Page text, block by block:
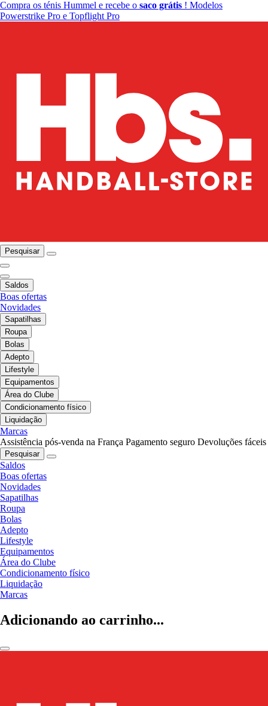
Compra os ténis Hummel e recebe o saco grátis ! Modelos
Powerstrike Pro e Topflight Pro
Pesquisar
Saldos
Boas ofertas
Novidades
Sapatilhas
Roupa
Bolas
Adepto
Lifestyle
Equipamentos
Área do Clube
Condicionamento físico
Liquidação
Marcas
Assistência pós-venda na França Pagamento seguro Devoluções fáceis
Pesquisar
Saldos
Boas ofertas
Novidades
Sapatilhas
Roupa
Bolas
Adepto
Lifestyle
Equipamentos
Área do Clube
Condicionamento físico
Liquidação
Marcas
Adicionando ao carrinho...